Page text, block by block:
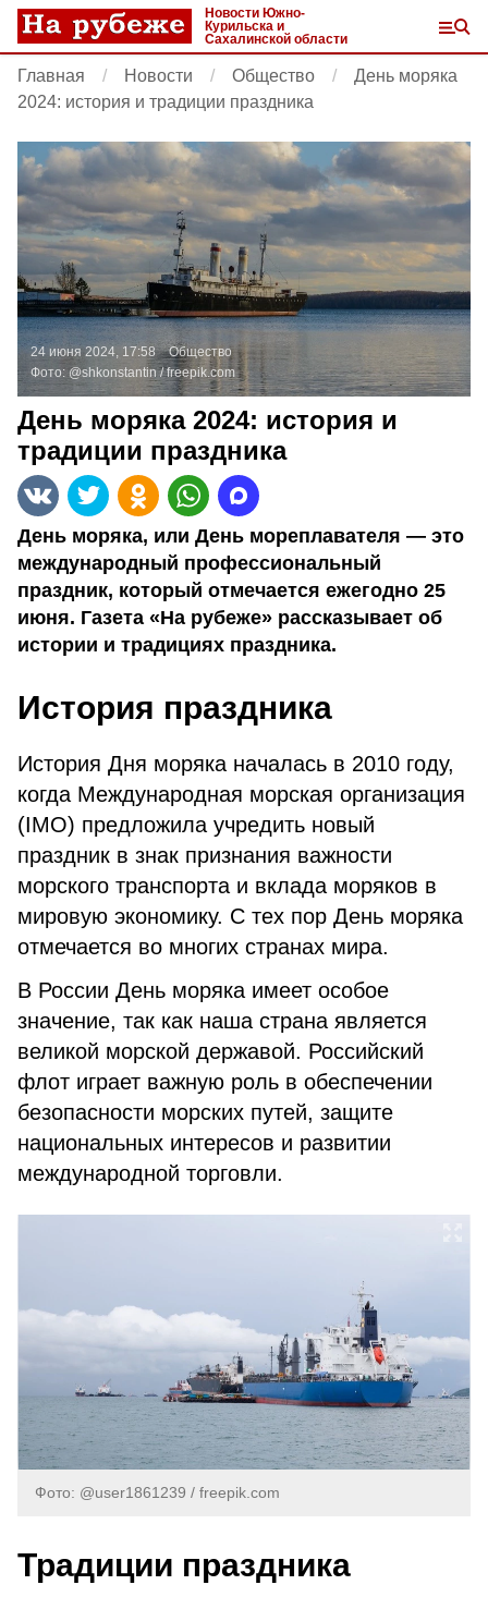
Новости Южно-
Курильска и
Сахалинской области
Главная Новости Общество
День моряка
2024: история и традиции праздника
24 июня 2024, 17:58
Общество
Фото: @shkonstantin /freepik.com
День моряка 2024: история и
традиции праздника
День моряка, или День мореплавателя — это
международный профессиональный
праздник, который отмечается ежегодно 25
июня. Газета «На рубеже» рассказывает об
истории и традициях праздника.
История праздника
История Дня моряка началась в 2010 году,
когда Международная морская организация
(IMO) предложила учредить новый
праздник в знак признания важности
морского транспорта и вклада моряков в
мировую экономику. С тех пор День моряка
отмечается во многих странах мира.
В России День моряка имеет особое
значение, так как наша страна является
великой морской державой. Российский
флот играет важную роль в обеспечении
безопасности морских путей, защите
национальных интересов и развитии
международной торговли.
Фото: @user1861239 / freepik.com
Традиции праздника